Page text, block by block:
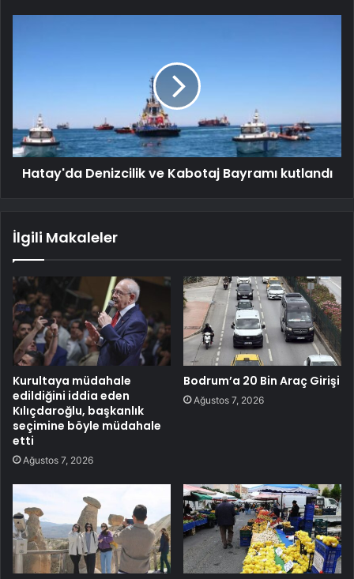
Hatay'da Denizcilik ve Kabotaj Bayramı kutlandı
İlgili Makaleler
Kurultaya müdahale
edildiğini iddia eden
Kılıçdaroğlu, başkanlık
seçimine böyle müdahale
etti
Ağustos 7, 2026
Bodrum’a 20 Bin Araç Girişi
Ağustos 7, 2026